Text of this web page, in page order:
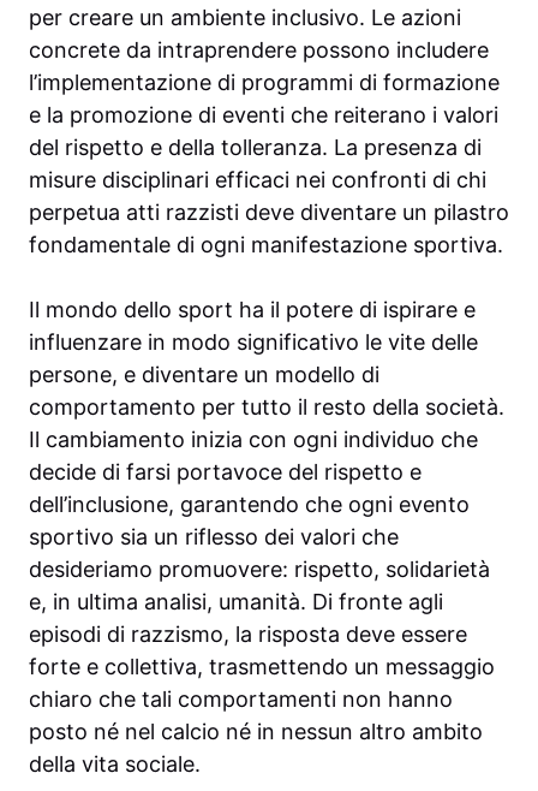
per creare un ambiente inclusivo. Le azioni
concrete da intraprendere possono includere
l’implementazione di programmi di formazione
e la promozione di eventi che reiterano i valori
del rispetto e della tolleranza. La presenza di
misure disciplinari efficaci nei confronti di chi
perpetua atti razzisti deve diventare un pilastro
fondamentale di ogni manifestazione sportiva.
Il mondo dello sport ha il potere di ispirare e
influenzare in modo significativo le vite delle
persone, e diventare un modello di
comportamento per tutto il resto della società.
Il cambiamento inizia con ogni individuo che
decide di farsi portavoce del rispetto e
dell’inclusione, garantendo che ogni evento
sportivo sia un riflesso dei valori che
desideriamo promuovere: rispetto, solidarietà
e, in ultima analisi, umanità. Di fronte agli
episodi di razzismo, la risposta deve essere
forte e collettiva, trasmettendo un messaggio
chiaro che tali comportamenti non hanno
posto né nel calcio né in nessun altro ambito
della vita sociale.